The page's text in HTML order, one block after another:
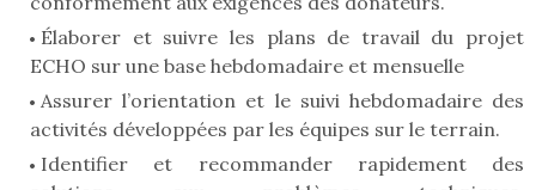
Élaborer et suivre les plans de travail du projet
ECHO sur une base hebdomadaire et mensuelle
Assurer l’orientation et le suivi hebdomadaire des
activités développées par les équipes sur le terrain.
Identifier et recommander rapidement des